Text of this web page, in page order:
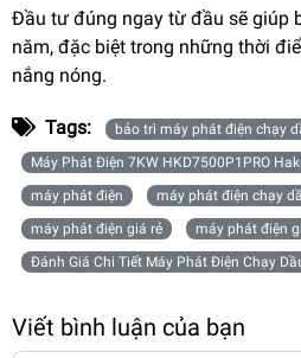
Đầu tư đúng ngay từ đầu sẽ giúp
năm, đặc biệt trong những thời
nắng nóng.
Tags:
bảo trì máy phát điện chạy
Máy Phát Điện 7KW HKD7500P1PRO
máy phát điện
máy phát điện chạy
máy phát điện giá rẻ
máy phát điện
Đánh Giá Chi Tiết Máy Phát Điện Chạy
Viết bình luận của bạn